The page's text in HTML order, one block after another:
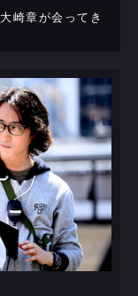
崎章が会ってき